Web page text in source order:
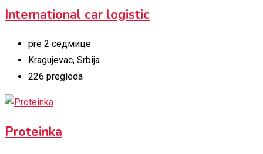
International car logistic
pre 2 седмице
Kragujevac, Srbija
226 pregleda
Proteinka